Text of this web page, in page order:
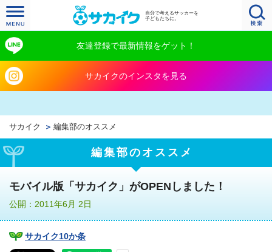
自分で考えるサッカーを
子どもたちに。
友達登録で最新情報をゲット！
サカイクのインスタを見る
サカイク 編集部のオススメ
編集部のオススメ
モバイル版「サカイク」がOPENしました！
公開：2011年6月 2日
サカイク10か条